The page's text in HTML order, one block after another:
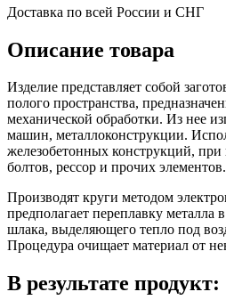
Доставка по всей России и СНГ
Описание товара
Изделие представляет собой
полого пространства,
механической обработки. Из нее
машин, металлоконструкции.
железобетонных конструкций,
болтов, рессор и прочих элементов.
Производят круги методом
предполагает переплавку металла
шлака, выделяющего тепло под
Процедура очищает материал от
В результате продукт: